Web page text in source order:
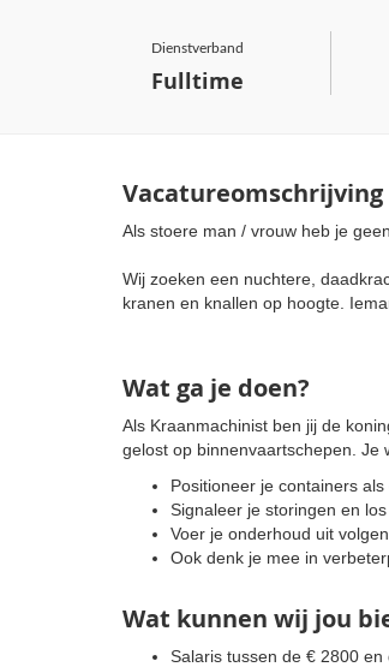
Dienstverband
Fulltime
Vacatureomschrijving
Als stoere man / vrouw heb je
Wij zoeken een nuchtere,
kranen en knallen op hoogte.
Wat ga je doen?
Als Kraanmachinist ben jij de
gelost op binnenvaartschepen. Je
Positioneer je containers
Signaleer je storingen en
Voer je onderhoud uit
Ook denk je mee in
Wat kunnen wij jou
Salaris tussen de € 2800